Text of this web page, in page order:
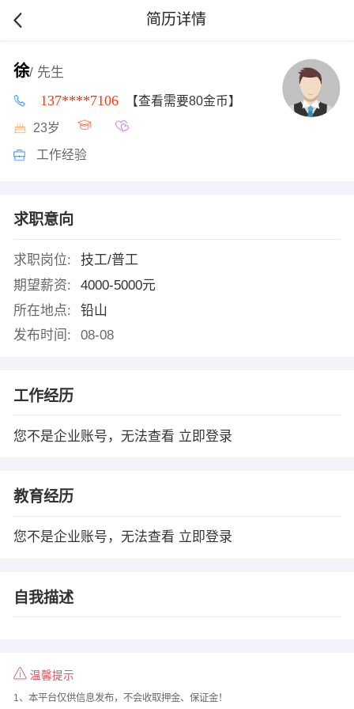
简历详情
徐/ 先生
137****7106 【查看需要80金币】
23岁
工作经验
求职意向
求职岗位:
技工/普工
期望薪资:
4000-5000元
所在地点:
铅山
发布时间:
08-08
工作经历
您不是企业账号，无法查看 立即登录
教育经历
您不是企业账号，无法查看 立即登录
自我描述
温馨提示
1、本平台仅供信息发布，不会收取押金、保证金！